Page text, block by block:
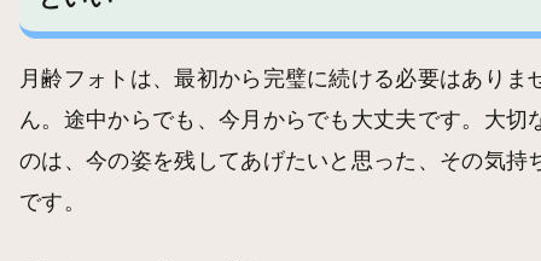
月齢フォトは、最初から完璧に続ける必要はありま
ん。途中からでも、今月からでも大丈夫です。大切
のは、今の姿を残してあげたいと思った、その気持
です。